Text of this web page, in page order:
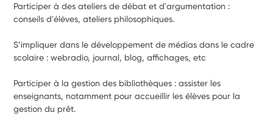
Participer à des ateliers de débat et d'argumentation :
conseils d'élèves, ateliers philosophiques.
S’impliquer dans le développement de médias dans le cadre
scolaire : webradio, journal, blog, affichages, etc
Participer à la gestion des bibliothèques : assister les
enseignants, notamment pour accueillir les élèves pour la
gestion du prêt.